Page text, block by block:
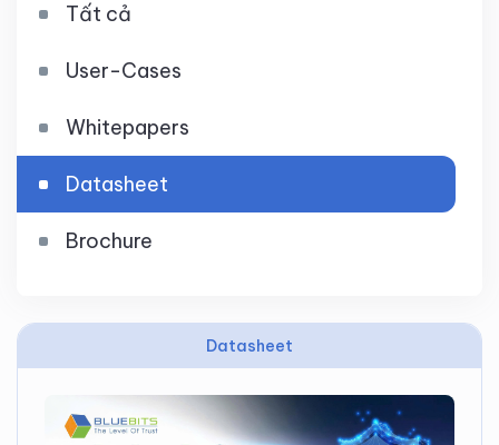
Tất cả
User-Cases
Whitepapers
Datasheet
Brochure
Datasheet